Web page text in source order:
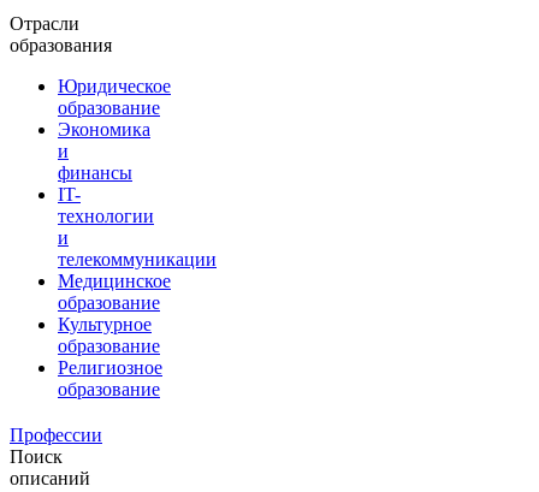
Отрасли
образования
Юридическое
образование
Экономика
и
финансы
IT-
технологии
и
телекоммуникации
Медицинское
образование
Культурное
образование
Религиозное
образование
Профессии
Поиск
описаний